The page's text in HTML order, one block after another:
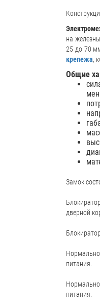
на
25 до 70
крепежа,
Общие
Замок
дверной
Нормально
питания.
Нормально
питания.